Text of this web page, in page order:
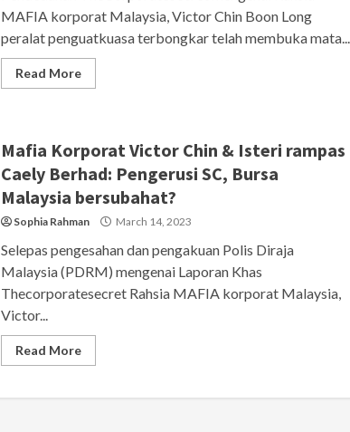
MAFIA korporat Malaysia, Victor Chin Boon Long
peralat penguatkuasa terbongkar telah membuka mata...
Read More
Mafia Korporat Victor Chin & Isteri rampas
Caely Berhad: Pengerusi SC, Bursa
Malaysia bersubahat?
Sophia Rahman March 14, 2023
Selepas pengesahan dan pengakuan Polis Diraja
Malaysia (PDRM) mengenai Laporan Khas
Thecorporatesecret Rahsia MAFIA korporat Malaysia,
Victor...
Read More